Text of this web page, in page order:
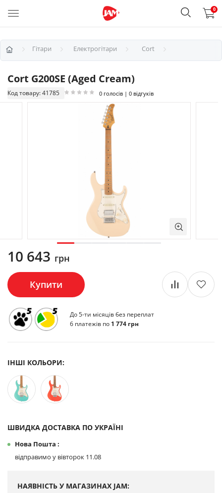
0
Гітари Електрогітари Cort
Cort G200SE (Aged Cream)
Код товару: 41785 0 голосів | 0 відгуків
10 643 грн
Купити
До 5-ти місяців без переплат
6 платежів по 1 774 грн
ШВИДКА ДОСТАВКА ПО УКРАЇНІ
Нова Пошта :
відправимо у вівторок 11.08
ІНШІ КОЛЬОРИ:
НАЯВНІСТЬ У МАГАЗИНАХ JAM: